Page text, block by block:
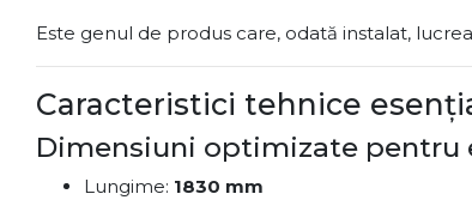
Este genul de produs care, odată instalat,
Caracteristici tehnice
Dimensiuni optimizate pentru
Lungime: 1830 mm